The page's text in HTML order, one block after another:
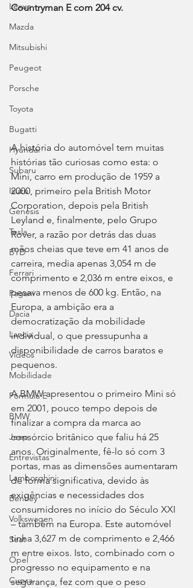
Lexus
Mazda
Mitsubishi
Peugeot
Porsche
Toyota
Bugatti
Hyundai
Subaru
Isuzu
Genesis
Tesla
BYD
Ferrari
Pagani
Dacia
Lancia
Videos
Mobilidade
Fórmula E
BMW
Jeep
Entrevistas
Lamborghini
Bentley
Volkswagen
Seat
Opel
Cupra
Countryman E com 204 cv.
A história do automóvel tem muitas
histórias tão curiosas como esta: o
Mini, carro em produção de 1959 a
2000, primeiro pela British Motor
Corporation, depois pela British
Leyland e, finalmente, pelo Grupo
Rover, a razão por detrás das duas
mãos cheias que teve em 41 anos de
carreira, media apenas 3,054 m de
comprimento e 2,036 m entre eixos, e
pesava menos de 600 kg. Então, na
Europa, a ambição era a
democratização da mobilidade
individual, o que pressupunha a
disponibilidade de carros baratos e
pequenos.
A BMW apresentou o primeiro Mini só
em 2001, pouco tempo depois de
finalizar a compra da marca ao
consórcio britânico que faliu há 25
anos. Originalmente, fê-lo só com 3
portas, mas as dimensões aumentaram
de forma significativa, devido às
exigências e necessidades dos
consumidores no início do Século XXI
– também na Europa. Este automóvel
tinha 3,627 m de comprimento e 2,466
m entre eixos. Isto, combinado com o
progresso no equipamento e na
segurança, fez com que o peso